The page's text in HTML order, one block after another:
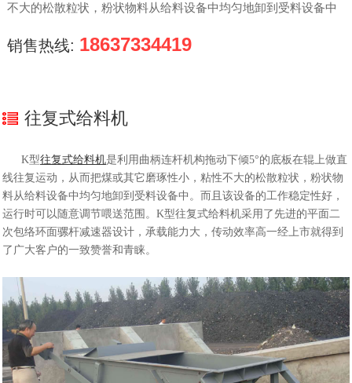
不大的松散粒状，粉状物料从给料设备中均匀地卸到受料设备中
销售热线: 18637334419
往复式给料机
K型往复式给料机是利用曲柄连杆机构拖动下倾5°的底板在辊上做直
线往复运动，从而把煤或其它磨琢性小，粘性不大的松散粒状，粉状物
料从给料设备中均匀地卸到受料设备中。而且该设备的工作稳定性好，
运行时可以随意调节喂送范围。K型往复式给料机采用了先进的平面二
次包络环面骡杆减速器设计，承载能力大，传动效率高一经上市就得到
了广大客户的一致赞誉和青睐。